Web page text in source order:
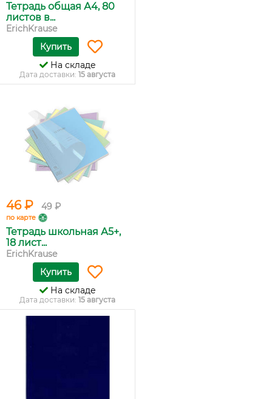
Тетрадь общая А4, 80
листов в...
ErichKrause
Купить
На складе
Дата доставки: 15 августа
46 ₽ 49 ₽
по карте
Тетрадь школьная А5+,
18 лист...
ErichKrause
Купить
На складе
Дата доставки: 15 августа